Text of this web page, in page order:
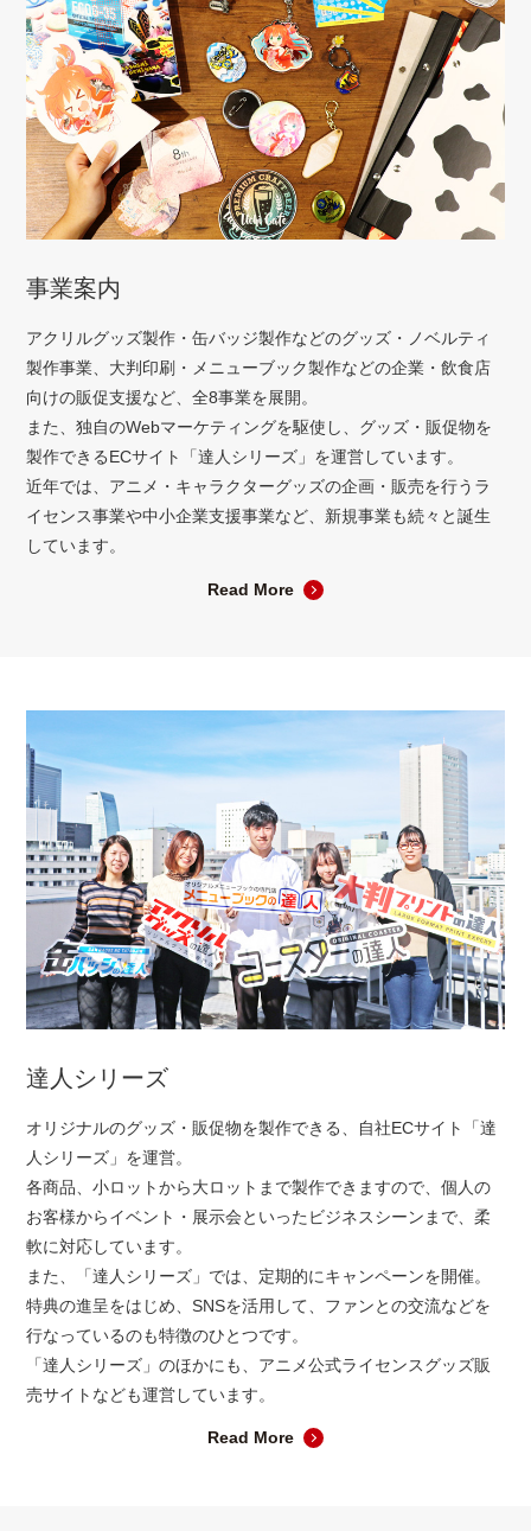
事業案内
アクリルグッズ製作・缶バッジ製作などのグッズ・ノベルティ
製作事業、大判印刷・メニューブック製作などの企業・飲食店
向けの販促支援など、全8事業を展開。
また、独自のWebマーケティングを駆使し、グッズ・販促物を
製作できるECサイト「達人シリーズ」を運営しています。
近年では、アニメ・キャラクターグッズの企画・販売を行うラ
イセンス事業や中小企業支援事業など、新規事業も続々と誕生
しています。
Read More
達人シリーズ
オリジナルのグッズ・販促物を製作できる、自社ECサイト「達
人シリーズ」を運営。
各商品、小ロットから大ロットまで製作できますので、個人の
お客様からイベント・展示会といったビジネスシーンまで、柔
軟に対応しています。
また、「達人シリーズ」では、定期的にキャンペーンを開催。
特典の進呈をはじめ、SNSを活用して、ファンとの交流などを
行なっているのも特徴のひとつです。
「達人シリーズ」のほかにも、アニメ公式ライセンスグッズ販
売サイトなども運営しています。
Read More